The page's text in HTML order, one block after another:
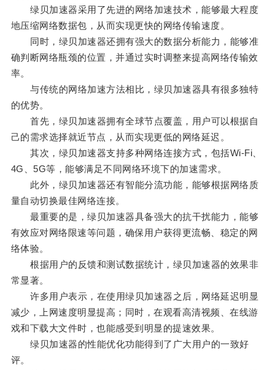
绿贝加速器采用了先进的网络加速技术，能够最大程度
地压缩网络数据包，从而实现更快的网络传输速度。
同时，绿贝加速器还拥有强大的数据分析能力，能够准
确判断网络瓶颈的位置，并通过实时调整来提高网络传输效
率。
与传统的网络加速方法相比，绿贝加速器具有很多独特
的优势。
首先，绿贝加速器拥有全球节点覆盖，用户可以根据自
己的需求选择就近节点，从而实现更低的网络延迟。
其次，绿贝加速器支持多种网络连接方式，包括Wi-Fi、
4G、5G等，能够满足不同网络环境下的加速需求。
此外，绿贝加速器还有智能分流功能，能够根据网络质
量自动切换最佳网络连接。
最重要的是，绿贝加速器具备强大的抗干扰能力，能够
有效应对网络限速等问题，确保用户获得更流畅、稳定的网
络体验。
根据用户的反馈和测试数据统计，绿贝加速器的效果非
常显著。
许多用户表示，在使用绿贝加速器之后，网络延迟明显
减少，上网速度明显提高；同时，在观看高清视频、在线游
戏和下载大文件时，也能感受到明显的提速效果。
绿贝加速器的性能优化功能得到了广大用户的一致好
评。